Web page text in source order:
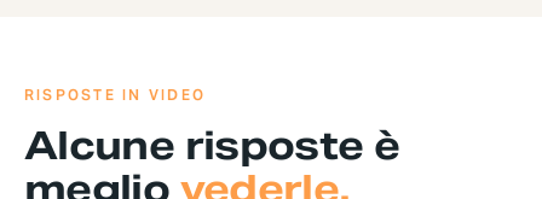
RISPOSTE IN VIDEO
Alcune risposte è